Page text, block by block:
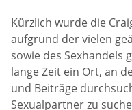
Kürzlich wurde die
aufgrund der vielen
sowie des Sexhandels
lange Zeit ein Ort, an
und Beiträge
Sexualpartner zu